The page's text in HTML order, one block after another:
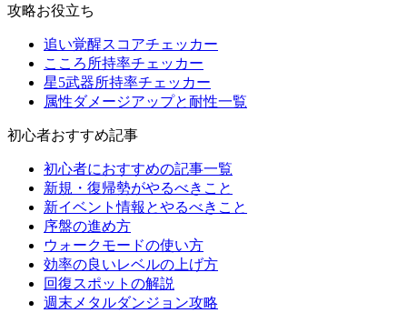
攻略お役立ち
追い覚醒スコアチェッカー
こころ所持率チェッカー
星5武器所持率チェッカー
属性ダメージアップと耐性一覧
初心者おすすめ記事
初心者におすすめの記事一覧
新規・復帰勢がやるべきこと
新イベント情報とやるべきこと
序盤の進め方
ウォークモードの使い方
効率の良いレベルの上げ方
回復スポットの解説
週末メタルダンジョン攻略